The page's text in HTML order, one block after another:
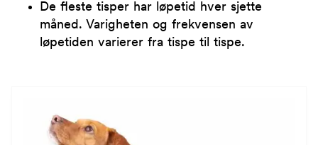
De fleste tisper har løpetid hver sjette
måned. Varigheten og frekvensen av
løpetiden varierer fra tispe til tispe.